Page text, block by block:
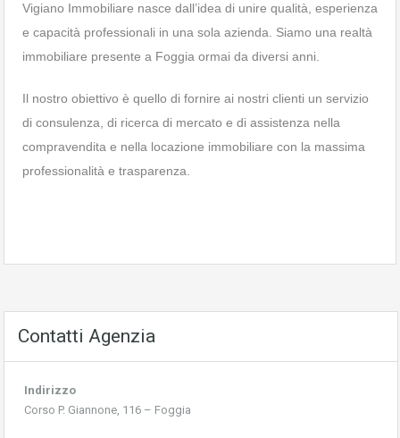
Vigiano Immobiliare nasce dall’idea di unire qualità, esperienza
e capacità professionali in una sola azienda. Siamo una realtà
immobiliare presente a Foggia ormai da diversi anni.
Il nostro obiettivo è quello di fornire ai nostri clienti un servizio
di consulenza, di ricerca di mercato e di assistenza nella
compravendita e nella locazione immobiliare con la massima
professionalità e trasparenza.
Contatti Agenzia
Indirizzo
Corso P. Giannone, 116 – Foggia